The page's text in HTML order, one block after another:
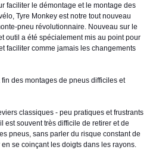
faciliter le démontage et le montage des
Tyre Monkey est notre tout nouveau
pneu révolutionnaire. Nouveau sur le
outil a été spécialement mis au point pour
faciliter comme jamais les changements
fin des montages de pneus difficiles et
classiques - peu pratiques et frustrants
est souvent très difficile de retirer et de
pneus, sans parler du risque constant de
se coinçant les doigts dans les rayons.